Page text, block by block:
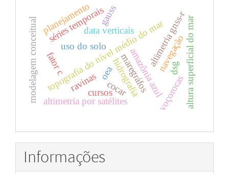
data verticais
topografia do nível médio do mar
amazônia azulvoçorocas
ravinas
uso do solo
altimetria por satélites altura superficial do mar
modelagem conceitual séries temporais altimetria gnss-r
maregráfos
hidrografia
navegação
planejamento
cocar
dsg
fator c
gauss
oea
cursos
Informações